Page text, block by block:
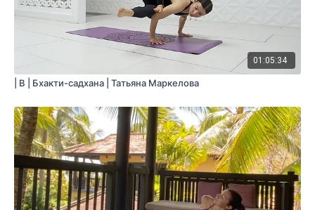
01:05:34
| B | Бхакти-садхана | Татьяна Маркелова